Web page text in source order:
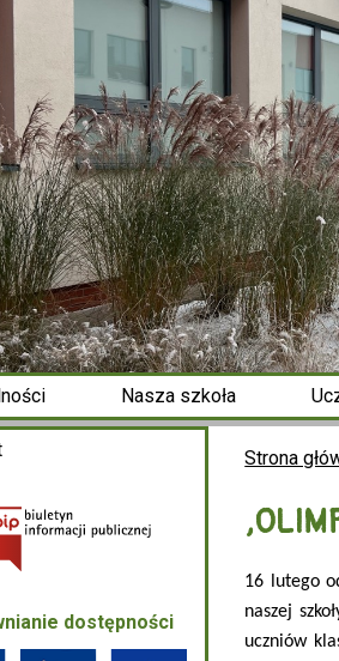
Nasza szkoła
Strona
16 lutego
naszej
uczniów
dostępności